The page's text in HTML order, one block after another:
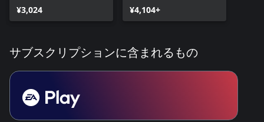
¥3,024 ¥4,104+
サブスクリプションに含まれるもの